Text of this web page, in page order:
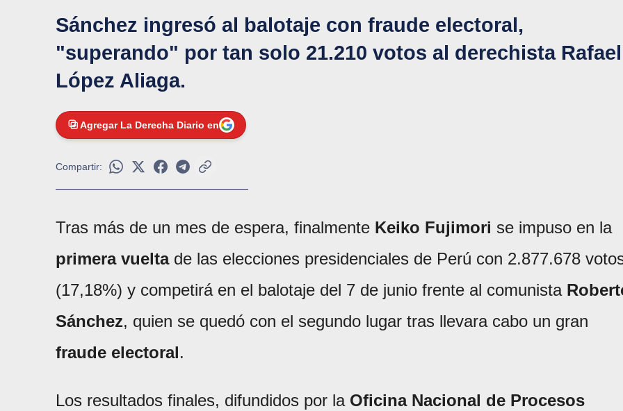
Sánchez ingresó al balotaje con fraude electoral,
"superando" por tan solo 21.210 votos al derechista Rafael
López Aliaga.
Agregar La Derecha Diario en
Compartir:
Tras más de un mes de espera, finalmente Keiko Fujimori se impuso en la
primera vueltade las elecciones presidenciales de Perú con 2.877.678
(17,18%) y competirá en el balotaje del 7 de junio frente al comunista
Sánchez, quien se quedó con el segundo lugar tras llevara cabo un gran
fraude electoral.
Los resultados finales, difundidos por la Oficina Nacional de Procesos